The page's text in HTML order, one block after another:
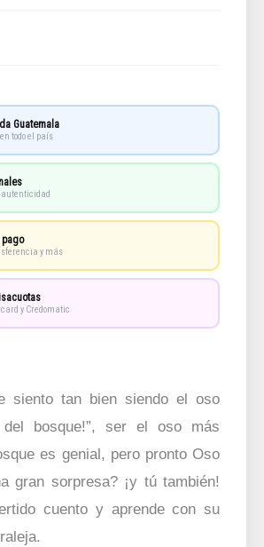
Guatemala
todo el país
y más
y Credomatic
siento tan bien siendo el oso
del bosque!”, ser el oso más
es genial, pero pronto Oso
gran sorpresa? ¡y tú también!
cuento y aprende con su